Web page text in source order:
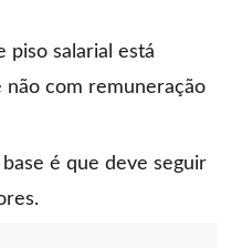
piso salarial está
não com remuneração
é que deve seguir